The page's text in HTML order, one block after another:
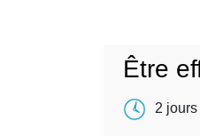
Être
2